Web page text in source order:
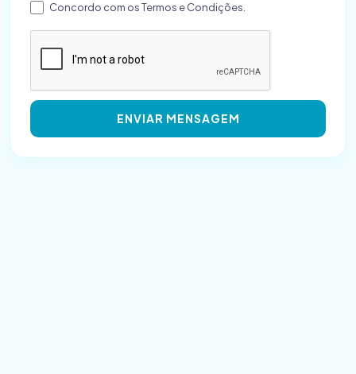
Concordo com osTermos e Condições
ENVIAR MENSAGEM